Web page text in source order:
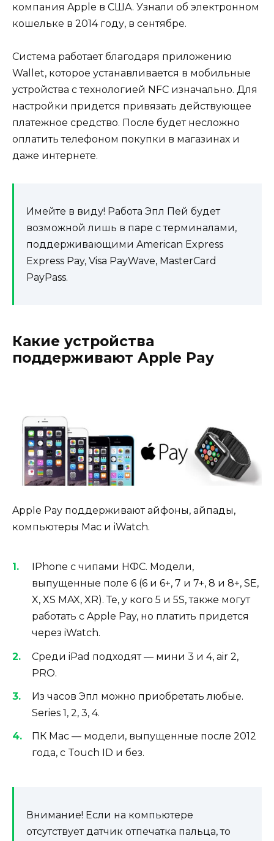
компания Apple в США. Узнали об электронном
кошельке в 2014 году, в сентябре.
Система работает благодаря приложению
Wallet, которое устанавливается в мобильные
устройства с технологией NFC изначально. Для
настройки придется привязать действующее
платежное средство. После будет несложно
оплатить телефоном покупки в магазинах и
даже интернете.
Имейте в виду! Работа Эпл Пей будет
возможной лишь в паре с терминалами,
поддерживающими American Express
Express Pay, Visa PayWave, MasterCard
PayPass.
Какие устройства
поддерживают Apple Pay
Apple Pay поддерживают айфоны, айпады,
компьютеры Мас и iWatch.
IPhone с чипами НФС. Модели,
выпущенные поле 6 (6 и 6+, 7 и 7+, 8 и 8+, SE,
X, XS MAX, XR). Те, у кого 5 и 5S, также могут
работать с Apple Pay, но платить придется
через iWatch.
Среди iPad подходят — мини 3 и 4, air 2,
PRO.
Из часов Эпл можно приобретать любые.
Series 1, 2, 3, 4.
ПК Мас — модели, выпущенные после 2012
года, с Touch ID и без.
Внимание! Если на компьютере
отсутствует датчик отпечатка пальца, то